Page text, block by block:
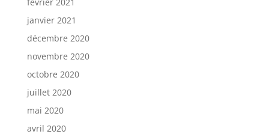
janvier 2021
décembre 2020
novembre 2020
octobre 2020
juillet 2020
mai 2020
avril 2020